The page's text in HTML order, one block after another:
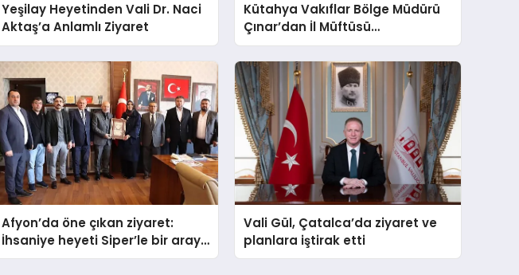
Yeşilay Heyetinden Vali Dr. Naci
Aktaş’a Anlamlı Ziyaret
Kütahya Vakıflar Bölge Müdürü
Çınar’dan İl Müftüsü
İmamoğlu’na Ziyaret
Afyon’da öne çıkan ziyaret:
İhsaniye heyeti Siper’le bir araya
geldi
Vali Gül, Çatalca’da ziyaret ve
planlara iştirak etti